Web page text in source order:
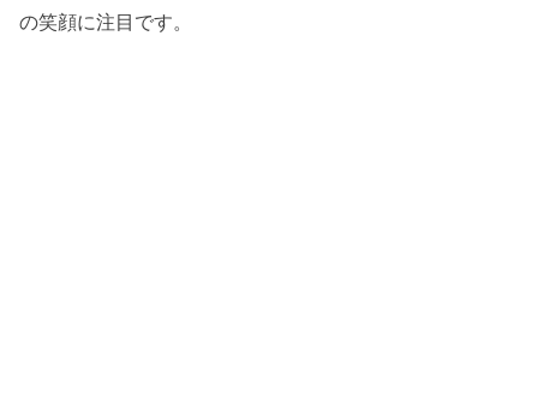
の笑顔に注目です。